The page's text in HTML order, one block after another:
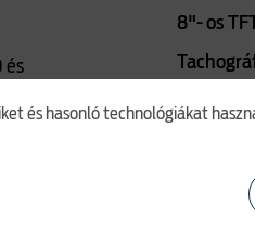
és
8"- os
Fekete
Vezető-
és hasonló technológiákat